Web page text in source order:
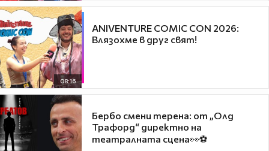
08:16
ANIVENTURE COMIC CON 2026:
Влязохме в друг свят!
Бербо смени терена: от „Олд
Трафорд“ директно на
театралната сцена👀⚽